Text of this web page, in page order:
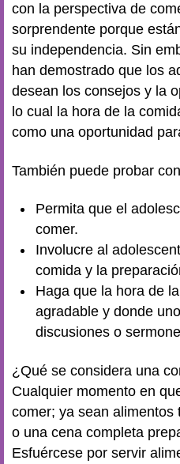
con la perspectiva de
sorprendente porque
su independencia. Sin
han demostrado que los
desean los consejos y la
lo cual la hora de la
como una oportunidad
También puede probar
Permita que el
comer.
Involucre al
comida y la
Haga que la hora de
agradable y donde
discusiones o
¿Qué se considera una
Cualquier momento en
comer; ya sean
o una cena completa
Esfuércese por servir